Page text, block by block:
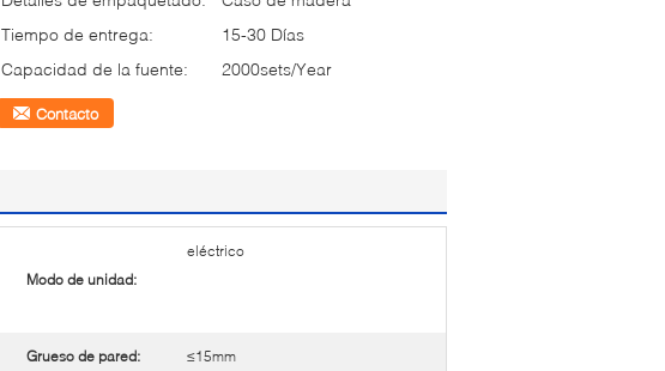
Tiempo de entrega:
15-30 Días
Capacidad de la fuente:
2000sets/Year
Contacto
Modo de unidad:
eléctrico
Grueso de pared: ≤15mm